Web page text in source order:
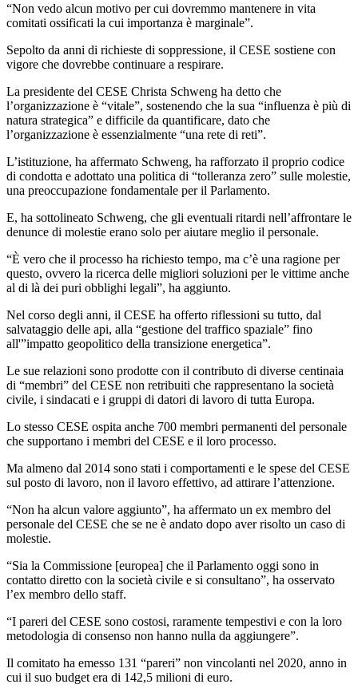
“Non vedo alcun motivo per cui dovremmo mantenere in vita
comitati ossificati la cui importanza è marginale”.
Sepolto da anni di richieste di soppressione, il CESE sostiene con
vigore che dovrebbe continuare a respirare.
La presidente del CESE Christa Schweng ha detto che
l’organizzazione è “vitale”, sostenendo che la sua “influenza è più di
natura strategica” e difficile da quantificare, dato che
l’organizzazione è essenzialmente “una rete di reti”.
L’istituzione, ha affermato Schweng, ha rafforzato il proprio codice
di condotta e adottato una politica di “tolleranza zero” sulle molestie,
una preoccupazione fondamentale per il Parlamento.
E, ha sottolineato Schweng, che gli eventuali ritardi nell’affrontare le
denunce di molestie erano solo per aiutare meglio il personale.
“È vero che il processo ha richiesto tempo, ma c’è una ragione per
questo, ovvero la ricerca delle migliori soluzioni per le vittime anche
al di là dei puri obblighi legali”, ha aggiunto.
Nel corso degli anni, il CESE ha offerto riflessioni su tutto, dal
salvataggio delle api, alla “gestione del traffico spaziale” fino
all'”impatto geopolitico della transizione energetica”.
Le sue relazioni sono prodotte con il contributo di diverse centinaia
di “membri” del CESE non retribuiti che rappresentano la società
civile, i sindacati e i gruppi di datori di lavoro di tutta Europa.
Lo stesso CESE ospita anche 700 membri permanenti del personale
che supportano i membri del CESE e il loro processo.
Ma almeno dal 2014 sono stati i comportamenti e le spese del CESE
sul posto di lavoro, non il lavoro effettivo, ad attirare l’attenzione.
“Non ha alcun valore aggiunto”, ha affermato un ex membro del
personale del CESE che se ne è andato dopo aver risolto un caso di
molestie.
“Sia la Commissione [europea] che il Parlamento oggi sono in
contatto diretto con la società civile e si consultano”, ha osservato
l’ex membro dello staff.
“I pareri del CESE sono costosi, raramente tempestivi e con la loro
metodologia di consenso non hanno nulla da aggiungere”.
Il comitato ha emesso 131 “pareri” non vincolanti nel 2020, anno in
cui il suo budget era di 142,5 milioni di euro.